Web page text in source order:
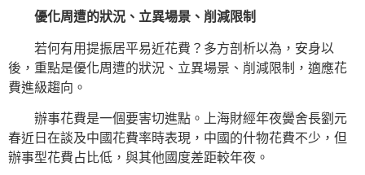
優化周遭的狀況、立異場景、削減限制
若何有用提振居平易近花費？多方剖析以為，安身以
後，重點是優化周遭的狀況、立異場景、削減限制，適應花
費進級趨向。
辦事花費是一個要害切進點。上海財經年夜黌舍長劉元
春近日在談及中國花費率時表現，中國的什物花費不少，但
辦事型花費占比低，與其他國度差距較年夜。